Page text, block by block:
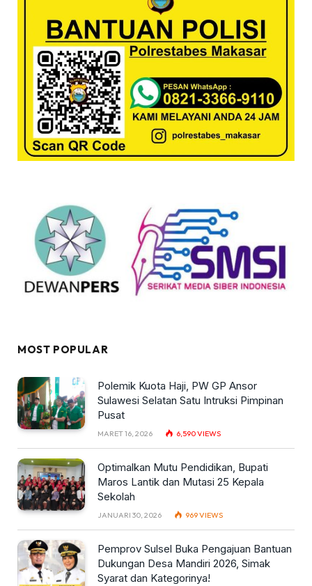
MOST POPULAR
Polemik Kuota Haji, PW GP Ansor
Sulawesi Selatan Satu Intruksi Pimpinan
Pusat
MARET 16, 2026 6,590VIEWS
Optimalkan Mutu Pendidikan, Bupati
Maros Lantik dan Mutasi 25 Kepala
Sekolah
JANUARI 30, 2026 969VIEWS
Pemprov Sulsel Buka Pengajuan Bantuan
Dukungan Desa Mandiri 2026, Simak
Syarat dan Kategorinya!